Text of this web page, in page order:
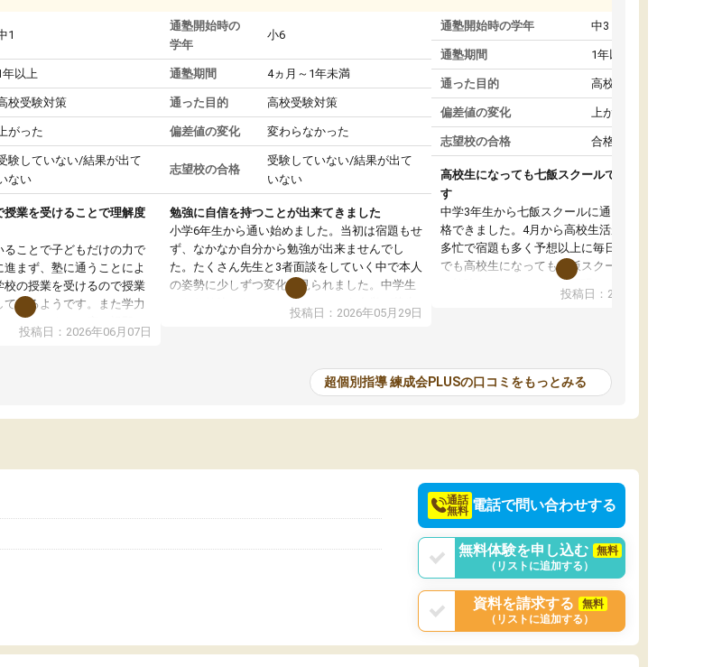
1
年以上
校受験対策
がった
験していない/結果が出て
ない
授業を受けることで理解度
ることで子どもだけの力で
まず、塾に通うことによ
校の授業を受けるので授業
いるようです。また学力
ることによって広い視野で
くらいなのか、他の学校へ
の意欲へと更につながって
投稿日：2026年06月07日
通塾開始時の
学年
小6
通塾期間 4ヵ月～1年未満
通った目的 高校受験対策
偏差値の変化 変わらなかった
志望校の合格
受験していない/結果が出て
いない
勉強に自信を持つことが出来てきました
小学6年生から通い始めました。当初は宿題もせ
ず、なかなか自分から勉強が出来ませんでし
た。たくさん先生と3者面談をしていく中で本人
の姿勢に少しずつ変化が見られました。中学生
になり勉強しないといけないという自覚が芽生
え自ら進んで受講を増やして頑張っています。
ま自ら進んで計画的に勉強を頑張ってほしいな
投稿日：2026年05月29日
通塾開始時の学年 中3
通塾期間 1年以上
通った目的 高校受験対策
偏差値の変化 上がった
志望校の合格 合格した
高校生になっても七飯スクールで頑張っていま
す
中学3年生から七飯スクールに通って志望校に合
格できました。4月から高校生活が始まり部活も
多忙で宿題も多く予想以上に毎日が大変です。
でも高校生になっても七飯スクールに通うこと
で勉強をおろそかにせず頑張れていると思いま
す。塾に行けば自分より年下の子たちが頑張っ
いる先生たちが変わらずにいてくれてその励ま
しで頑張れます。時には休みたいと思うことも
投稿日：2026年05月15日
超個別指導 練成会PLUSの口コミをもっとみる
通話
無料 電話で問い合わせする
無料体験を申し込む
無料
（リストに追加する）
資料を請求する
無料
（リストに追加する）